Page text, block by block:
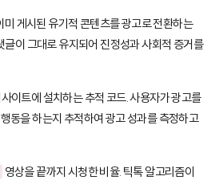
미 게시된 유기적 콘텐츠를 광고로 전환하는
글이 그대로 유지되어 진정성과 사회적 증거를
이트에 설치하는 추적 코드. 사용자가 광고를
동을 하는지 추적하여 광고 성과를 측정하고
영상을 끝까지 시청한 비율. 틱톡 알고리즘이